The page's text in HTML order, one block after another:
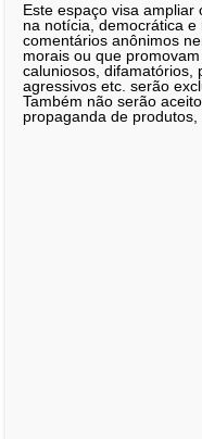
Este espaço visa
na notícia, democrática
comentários anônimos
morais ou que
caluniosos, difamatórios,
agressivos etc. serão
Também não serão
propaganda de